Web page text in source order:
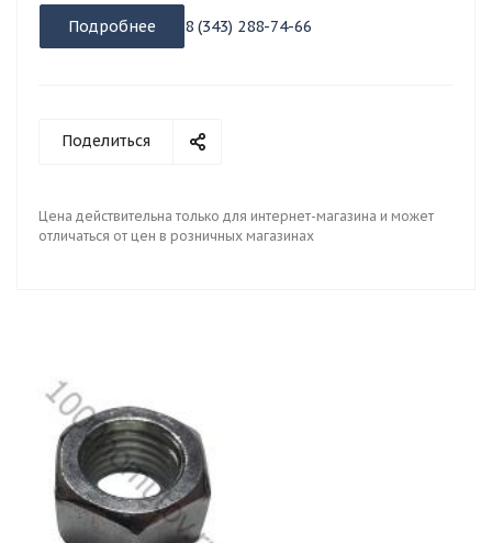
Подробнее 8 (343) 288-74-66
Поделиться
Цена действительна только для интернет-магазина и может
отличаться от цен в розничных магазинах